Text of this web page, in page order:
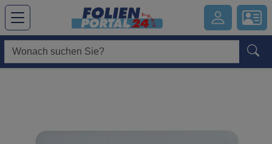
Hauptregion der Seite anspringen